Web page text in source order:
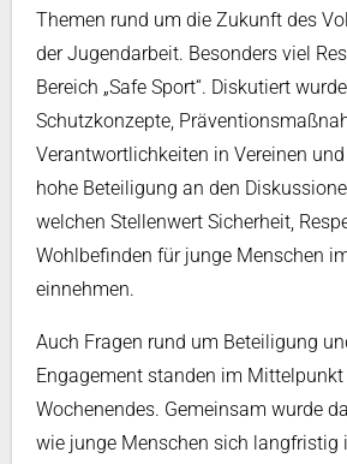
Themen rund um die Zukunft des
der Jugendarbeit. Besonders viel
Bereich „Safe Sport“. Diskutiert
Schutzkonzepte,
Verantwortlichkeiten in Vereinen
hohe Beteiligung an den
welchen Stellenwert Sicherheit,
Wohlbefinden für junge Menschen
einnehmen.
Auch Fragen rund um Beteiligung
Engagement standen im Mittelpunkt
Wochenendes. Gemeinsam wurde
wie junge Menschen sich langfristig